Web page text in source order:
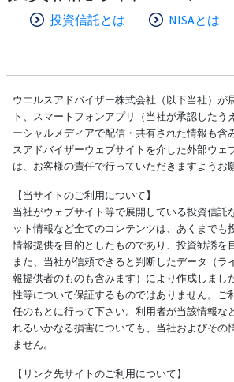
投資信託とは NISAとは
ウエルスアドバイザー株式会社（以下当社）が
ト、スマートフォンアプリ（当社が承認したう
ーシャルメディアで配信・共有された情報も含
スアドバイザーウェブサイトを介した外部ウェ
は、お客様の責任で行っていただきますようお
【当サイトのご利用について】
当社がウェブサイト等で展開している投資信託
ット情報など全てのコンテンツは、あくまでも
情報提供を目的としたものであり、投資勧誘を
また、当社が信頼できると判断したデータ（ラ
報提供者のものも含みます）により作成しまし
性等について保証するものではありません。ご
任のもとに行って下さい。利用者が当該情報な
れるいかなる損害についても、当社およびその
ません。
【リンク先サイトのご利用について】